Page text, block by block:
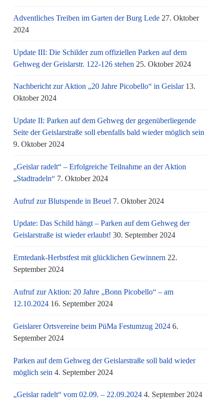
Adventliches Treiben im Garten der Burg Lede 27. Oktober
2024
Update III: Die Schilder zum offiziellen Parken auf dem
Gehweg der Geislarstr. 122-126 stehen 25. Oktober 2024
Nachbericht zur Aktion „20 Jahre Picobello“ in Geislar 13.
Oktober 2024
Update II: Parken auf dem Gehweg der gegenüberliegende
Seite der Geislarstraße soll ebenfalls bald wieder möglich sein
9. Oktober 2024
„Geislar radelt“ – Erfolgreiche Teilnahme an der Aktion
„Stadtradeln“ 7. Oktober 2024
Aufruf zur Blutspende in Beuel 7. Oktober 2024
Update: Das Schild hängt – Parken auf dem Gehweg der
Geislarstraße ist wieder erlaubt! 30. September 2024
Erntedank-Herbstfest mit glücklichen Gewinnern 22.
September 2024
Aufruf zur Aktion: 20 Jahre „Bonn Picobello“ – am
12.10.2024 16. September 2024
Geislarer Ortsvereine beim PüMa Festumzug 2024 6.
September 2024
Parken auf dem Gehweg der Geislarstraße soll bald wieder
möglich sein 4. September 2024
„Geislar radelt“ vom 02.09. – 22.09.2024 4. September 2024